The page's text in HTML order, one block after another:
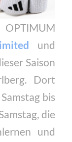
und
Saison
Dort
bis
die
und